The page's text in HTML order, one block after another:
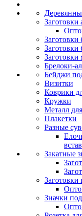
Заготовки
Заготовки
Заготовки
Брелоки-
Бейджи
Визитки
Коврики
Кружки
Металл
Плакетки
Разные
Закатные
Заготовки
Значки